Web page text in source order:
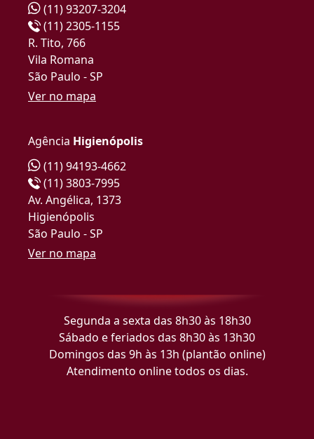
(11) 93207-3204
(11) 2305-1155
R. Tito, 766
Vila Romana
São Paulo - SP
Ver no mapa
Agência Higienópolis
(11) 94193-4662
(11) 3803-7995
Av. Angélica, 1373
Higienópolis
São Paulo - SP
Ver no mapa
Segunda a sexta das 8h30 às 18h30
Sábado e feriados das 8h30 às 13h30
Domingos das 9h às 13h (plantão online)
Atendimento online todos os dias.